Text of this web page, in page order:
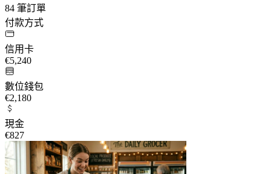
84 筆訂單
付款方式
信用卡
€5,240
數位錢包
€2,180
現金
€827